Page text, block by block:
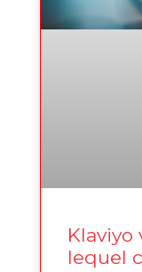
Klaviyo
lequel